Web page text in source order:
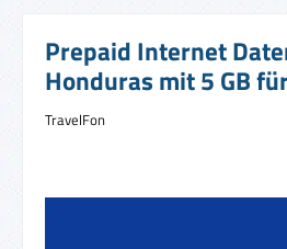
Prepaid Internet
Honduras mit 5 GB
TravelFon